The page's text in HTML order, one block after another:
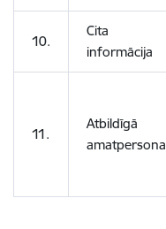
10.
Cita
informācija
11.
Atbildīgā
amatpersona